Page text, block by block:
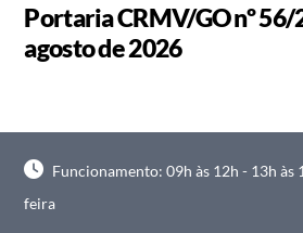
Portaria CRMV/GO nº 56/
agosto de 2026
Funcionamento: 09h às 12h - 13h às
feira